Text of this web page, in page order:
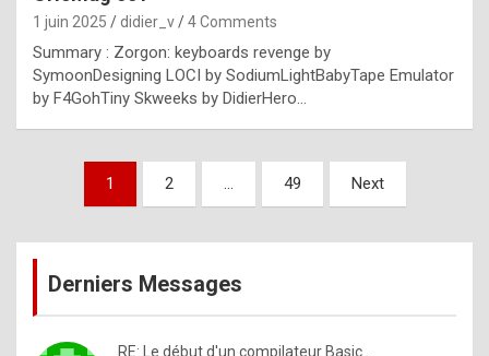
l
e
x
a
%
1 juin 2025 didier_v 4 Comments
Summary : Zorgon: keyboards revenge by
SymoonDesigning LOCI by SodiumLightBabyTape Emulator
by F4GohTiny Skweeks by DidierHero…
Pagination
publications
1 2 … 49 Next
Derniers Messages
RE: Le début d'un compilateur Basic ...